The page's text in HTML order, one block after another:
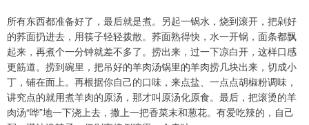
所有东西都准备好了，最后就是煮。另起一锅水，烧到滚开，把剁好
的荞面扔进去，用筷子轻轻拨散。荞面熟得快，水一开锅，面条都飘
起来，再煮个一分钟就差不多了。捞出来，过一下凉白开，这样口感
更筋道。捞到碗里，把吊好的羊肉汤锅里的羊肉捞几块出来，切成小
丁，铺在面上。再根据你自己的口味，来点盐、一点点胡椒粉调味，
讲究点的就用煮羊肉的原汤，那才叫原汤化原食。最后，把滚烫的羊
肉汤“哗”地一下浇上去，撒上一把香菜末和葱花。有爱吃辣的，自己